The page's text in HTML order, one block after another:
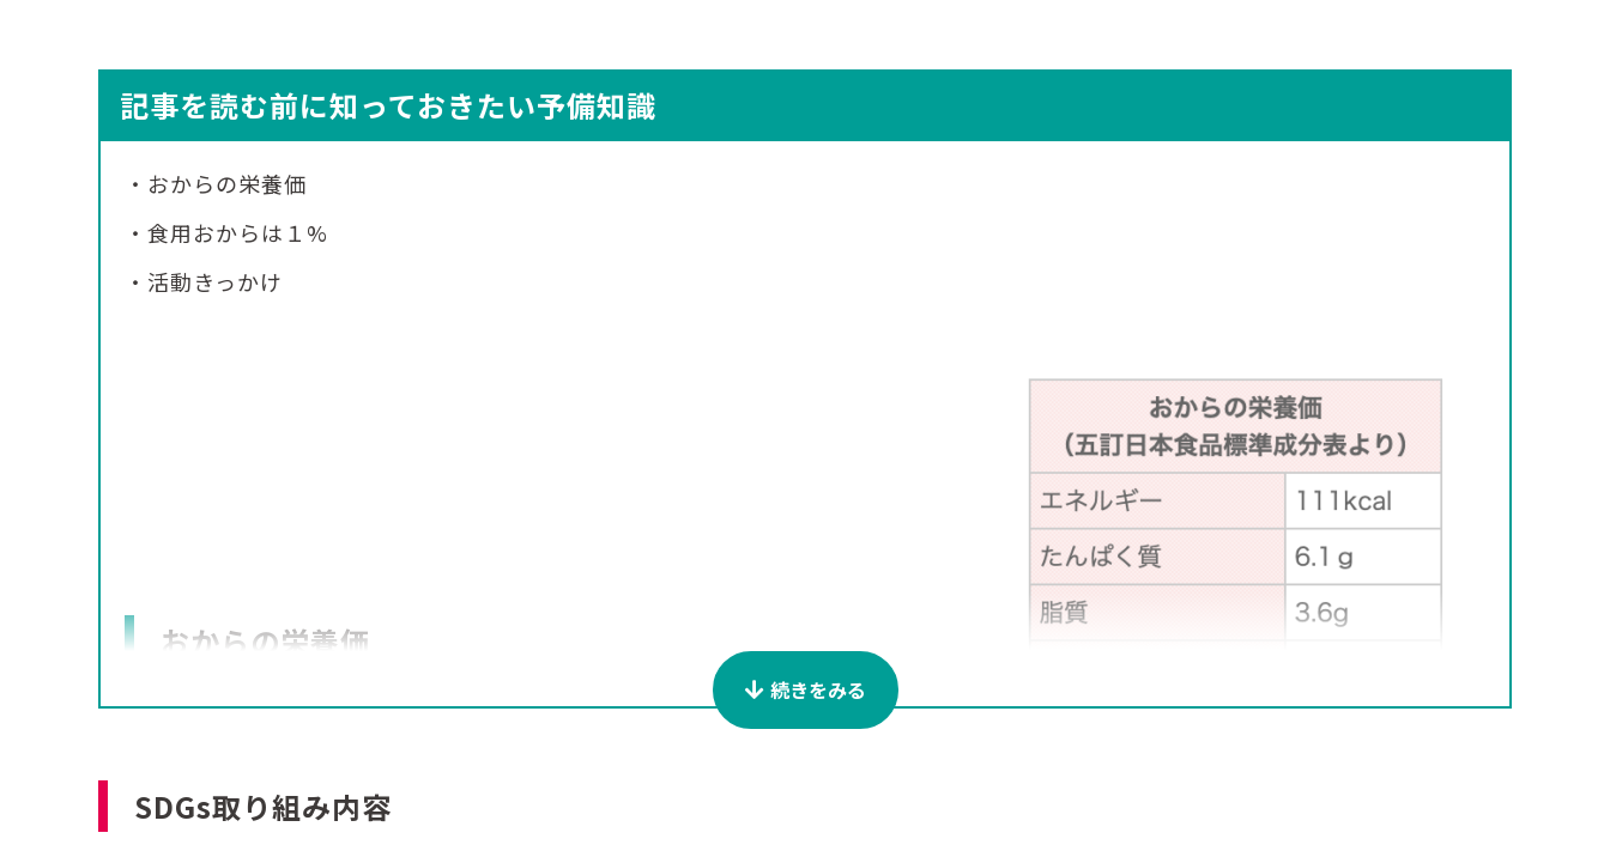
記事を読む前に知っておきたい予備知識
・おからの栄養価
・食用おからは１%
・活動きっかけ
おからの栄養価
おからは豆腐を作るときにできる豆乳を絞った「残りカス」です。
まず何といっても優れているのが食物繊維の量でしょう。１００g中１１．５gは、ごぼうの約２倍
続きをみる
SDGs取り組み内容